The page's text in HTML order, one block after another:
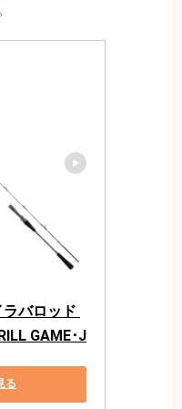
バロッド
GAME･J
る